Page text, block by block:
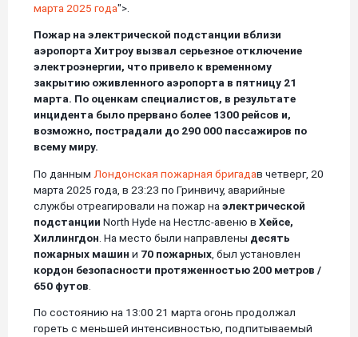
марта 2025 года">.
Пожар на электрической подстанции вблизи
аэропорта Хитроу вызвал серьезное отключение
электроэнергии, что привело к временному
закрытию оживленного аэропорта в пятницу 21
марта. По оценкам специалистов, в результате
инцидента было прервано более 1300 рейсов и,
возможно, пострадали до 290 000 пассажиров по
всему миру.
По данным Лондонская пожарная бригадав четверг, 20
марта 2025 года, в 23:23 по Гринвичу, аварийные
службы отреагировали на пожар на электрической
подстанции North Hyde на Нестлс-авеню в Хейсе,
Хиллингдон . На место были направлены десять
пожарных машин и 70 пожарных , был установлен
кордон безопасности протяженностью 200 метров /
650 футов
По состоянию на 13:00 21 марта огонь продолжал
гореть с меньшей интенсивностью, подпитываемый